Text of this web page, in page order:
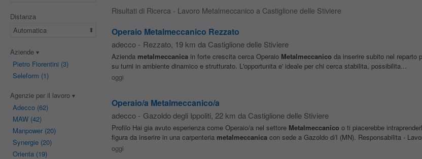
Distanza
Automatica
Aziende
Pietro Fiorentini (3)
Seleform (1)
Agenzie per il lavoro
Adecco(62)
MAW(42)
Manpower(20)
Synergie(20)
Orienta(19)
Risultati di Ricerca - Lavoro Metalmeccanico a Castiglione delle Stiviere
Operaio Metalmeccanico Rezzato
adecco - Rezzato, 19 km da Castiglione delle Stiviere
Azienda metalmeccanicain forte crescita cerca Operaio Metalmeccanicoda inserire subito nel reparto
su turni in ambiente dinamico e strutturato. L'opportunita e' ideale per chi cerca stabilita, possibilita...
oggi
Operaio/a Metalmeccanico/a
adecco - Gazoldo degli Ippoliti, 22 km da Castiglione delle Stiviere
Profilo Hai gia avuto esperienza come Operaio/a nel settore Metalmeccanicoo ti piacerebbe
figura da inserire in una carpenteria metalmeccanicacon sede a Gazoldo d/I (MN). Responsabilita -
oggi